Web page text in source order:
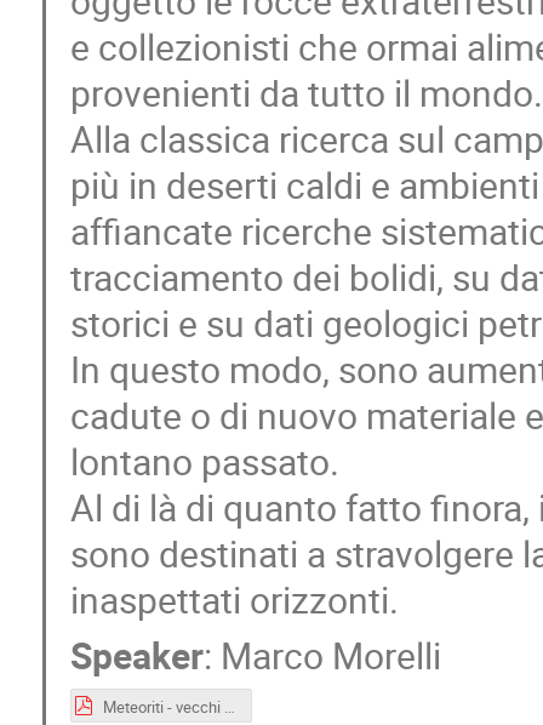
e collezionisti che ormai
provenienti da tutto il mondo.
Alla classica ricerca sul
più in deserti caldi e
affiancate ricerche
tracciamento dei bolidi, su
storici e su dati geologici
In questo modo, sono
cadute o di nuovo materiale
lontano passato.
Al di là di quanto fatto
sono destinati a stravolgere
inaspettati orizzonti.
Speaker: Marco Morelli
Meteoriti - vecchi e nuovi orizzonti.pdf